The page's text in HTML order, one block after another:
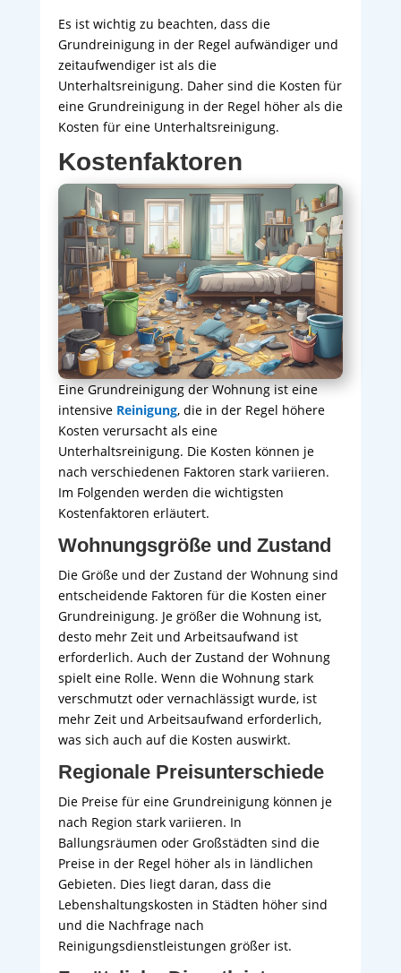
Es ist wichtig zu beachten, dass die
Grundreinigung in der Regel aufwändiger und
zeitaufwendiger ist als die
Unterhaltsreinigung. Daher sind die Kosten für
eine Grundreinigung in der Regel höher als die
Kosten für eine Unterhaltsreinigung.
Kostenfaktoren
Eine Grundreinigung der Wohnung ist eine
intensive Reinigung, die in der Regel höhere
Kosten verursacht als eine
Unterhaltsreinigung. Die Kosten können je
nach verschiedenen Faktoren stark variieren.
Im Folgenden werden die wichtigsten
Kostenfaktoren erläutert.
Wohnungsgröße und Zustand
Die Größe und der Zustand der Wohnung sind
entscheidende Faktoren für die Kosten einer
Grundreinigung. Je größer die Wohnung ist,
desto mehr Zeit und Arbeitsaufwand ist
erforderlich. Auch der Zustand der Wohnung
spielt eine Rolle. Wenn die Wohnung stark
verschmutzt oder vernachlässigt wurde, ist
mehr Zeit und Arbeitsaufwand erforderlich,
was sich auch auf die Kosten auswirkt.
Regionale Preisunterschiede
Die Preise für eine Grundreinigung können je
nach Region stark variieren. In
Ballungsräumen oder Großstädten sind die
Preise in der Regel höher als in ländlichen
Gebieten. Dies liegt daran, dass die
Lebenshaltungskosten in Städten höher sind
und die Nachfrage nach
Reinigungsdienstleistungen größer ist.